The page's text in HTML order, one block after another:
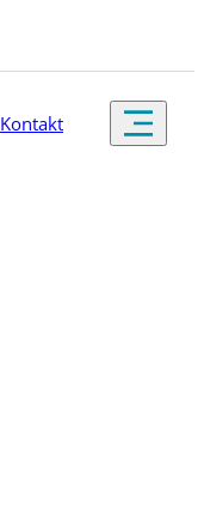
Kontakt